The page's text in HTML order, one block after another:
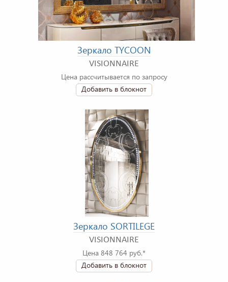
Зеркало TYCOON
VISIONNAIRE
Цена рассчитывается по запросу
Добавить в блокнот
Зеркало SORTILEGE
VISIONNAIRE
Цена 848 764 руб.*
Добавить в блокнот